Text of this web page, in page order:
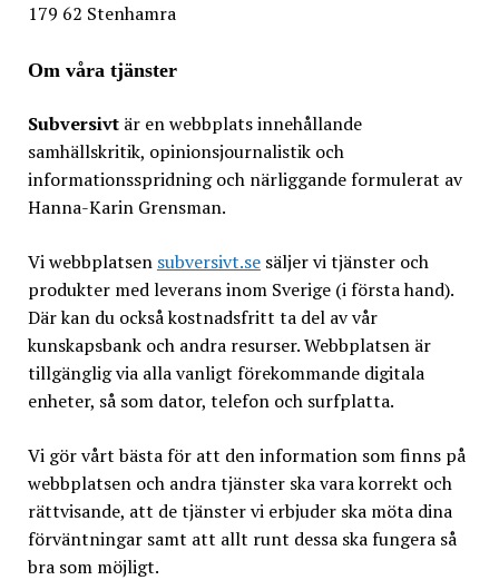
179 62 Stenhamra
Om våra tjänster
Subversivtär en webbplats innehållande
samhällskritik, opinionsjournalistik och
informationsspridning och närliggande formulerat av
Hanna-Karin Grensman.
Vi webbplatsen subversivt.sesäljer vi tjänster och
produkter med leverans inom Sverige (i första hand).
Där kan du också kostnadsfritt ta del av vår
kunskapsbank och andra resurser. Webbplatsen är
tillgänglig via alla vanligt förekommande digitala
enheter, så som dator, telefon och surfplatta.
Vi gör vårt bästa för att den information som finns på
webbplatsen och andra tjänster ska vara korrekt och
rättvisande, att de tjänster vi erbjuder ska möta dina
förväntningar samt att allt runt dessa ska fungera så
bra som möjligt.